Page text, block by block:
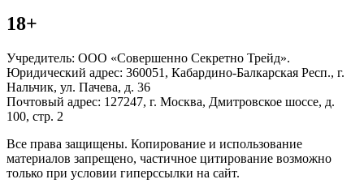
18+
Учредитель: ООО «Совершенно Секретно Трейд».
Юридический адрес: 360051, Кабардино-Балкарская Респ., г.
Нальчик, ул. Пачева, д. 36
Почтовый адрес: 127247, г. Москва, Дмитровское шоссе, д.
100, стр. 2
Все права защищены. Копирование и использование
материалов запрещено, частичное цитирование возможно
только при условии гиперссылки на сайт.